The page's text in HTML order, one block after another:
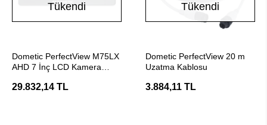
Tükendi
Dometic PerfectView M75LX
AHD 7 İnç LCD Kamera
29.832,14 TL
Tükendi
Dometic PerfectView 20 m
Uzatma Kablosu
3.884,11 TL